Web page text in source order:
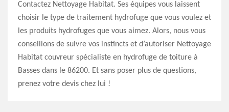
Contactez Nettoyage Habitat. Ses équipes vous laissent
choisir le type de traitement hydrofuge que vous voulez et
les produits hydrofuges que vous aimez. Alors, nous vous
conseillons de suivre vos instincts et d’autoriser Nettoyage
Habitat couvreur spécialiste en hydrofuge de toiture à
Basses dans le 86200. Et sans poser plus de questions,
prenez votre devis chez lui !